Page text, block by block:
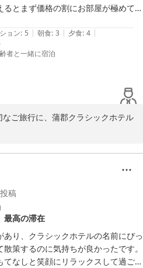
に感じてくださっていた空気感ま
十分配慮してまいります。
の時間につきまして、スタッフの
ワインとお料理をお楽しみいただ
ございませんでした。本来であれ
り添い、特別なひとときを心地よ
、配慮に欠ける対応となってしまい
トランスタッフとも共有し、サー
いります。
く受け止めております。
テルとしての魅力を大切にしなが
に心から寛いでいただける滞在を
ります。
ましたら幸いでございます。
とまず価格の割にお部屋が極めて狭
いたら、もううそれだけでスペース
隙間すらありません。バス・トイレ
にしてもいいので、海側と山側の部
ような気がします。眺望に関して
が、地物のイカやエビ、小魚類をラ
だくもので、とても美味しかったで
ロインのどちらかをチョイスできま
らしかったですが、A5の牛肉は私の
感じます。たとえばドライエイジン
かったもののあまり印象に残るもの
にも、地物の魚をたくさん取り入れ
ョン: 5 | 朝食: 3 | 夕食: 4 |
者と一緒に宿泊
ご旅行に、蒲郡クラシックホテル
ございました。
滞在を楽しみにお越しいただいた
設備面につきまして、ご期待に沿
ましたこと、心よりお詫び申し上
が難しい部分もございますが、い
後の施設づくりやより快適にお過
参考として大切に活かしてまいりま
投稿
最高の滞在
り、クラシックホテルの名前にぴっ
策するのに気持ちが良かったです。
なしと笑顔にリラックスして過ごせ